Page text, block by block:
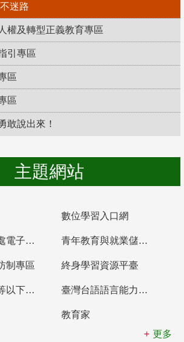
迷路
權及轉型正義教育專區
引專區
區
區
敢說出來！
主題網站
數位學習入口網
教育部統計處電子書櫃 青年教育與就業儲蓄帳戶
制專區 終身學習資源平臺
教育部高中等以下學校及幼兒園教師資格檢定考試 臺灣台語語言能力認證網站
教育家
更多